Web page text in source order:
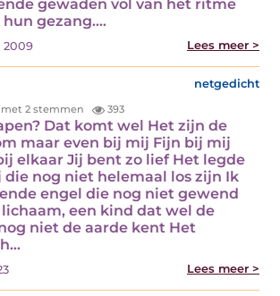
gewaden vol van het ritme
gezang.…
2009 Lees meer >
netgedicht
met 2 stemmen 393
Dat komt wel Het zijn de
maar even bij mij Fijn bij mij
elkaar Jij bent zo lief Het legde
nog niet helemaal los zijn Ik
engel die nog niet gewend
een kind dat wel de
niet de aarde kent Het
Lees meer >